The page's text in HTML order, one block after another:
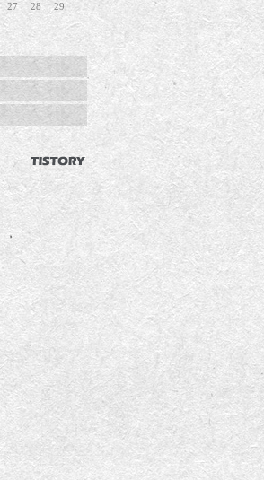
27 28
29